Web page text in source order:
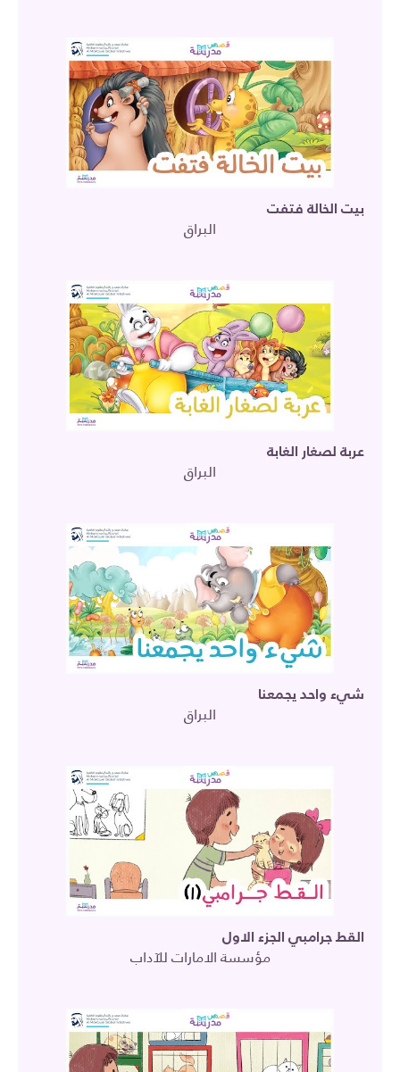
بيت الخالة فتفت
البراق
عربة لصغار الغابة
البراق
شيء واحد يجمعنا
البراق
القط جرامبي الجزء الاول
مؤسسة الامارات للآداب